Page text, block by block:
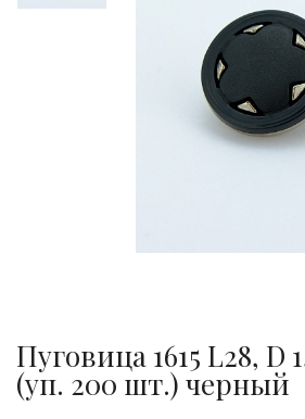
Пуговица 1615 L28, D
(уп. 200 шт.) черный